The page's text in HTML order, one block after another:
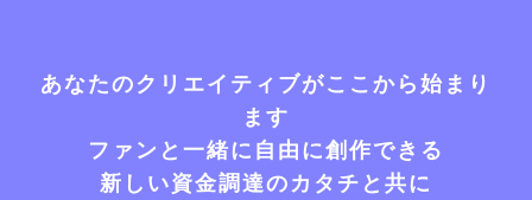
あなたのクリエイティブがここから始まり
ます
ファンと一緒に自由に創作できる
新しい資金調達のカタチと共に